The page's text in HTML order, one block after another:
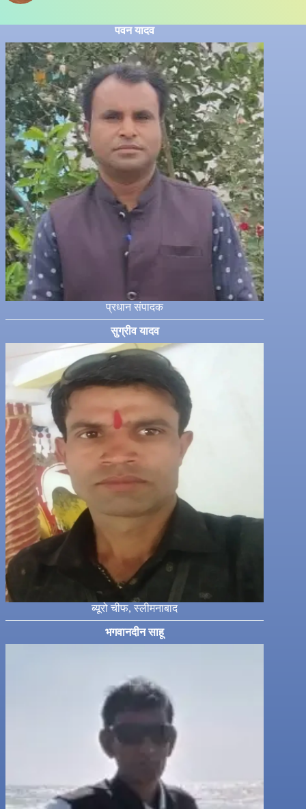
पवन यादव
प्रधान संपादक
सुग्रीव यादव
ब्यूरो चीफ, स्लीमनाबाद
भगवानदीन साहू